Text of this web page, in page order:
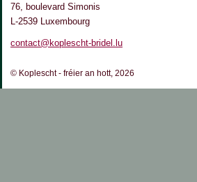
76, boulevard Simonis
L-2539 Luxembourg
contact@koplescht-bridel.lu
© Koplescht - fréier an hott, 2026